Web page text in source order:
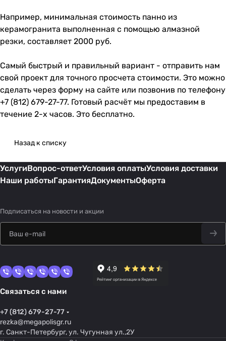
Например, минимальная стоимость панно из
керамогранита выполненная с помощью алмазной
резки, составляет 2000 руб.
Самый быстрый и правильный вариант - отправить нам
свой проект для точного просчета стоимости. Это можно
сделать через форму на сайте или позвонив по телефону
+7 (812) 679-27-77. Готовый расчёт мы предоставим в
течение 2-х часов. Это бесплатно.
Назад к списку
УслугиВопрос-ответУсловия оплатыУсловия доставки
Наши работыГарантияДокументыОферта
Подписаться на новости и акции
Связаться с нами
+7 (812) 679-27-77
rezka@megapolisgr.ru
г. Санкт-Петербург, ул. Чугунная ул.,2У